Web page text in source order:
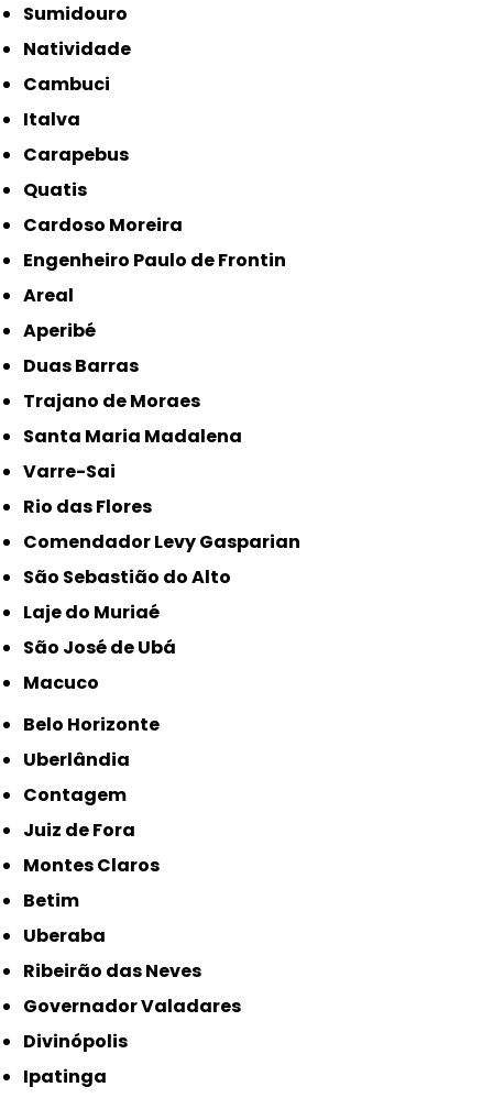
Sumidouro
Natividade
Cambuci
Italva
Carapebus
Quatis
Cardoso Moreira
Engenheiro Paulo de Frontin
Areal
Aperibé
Duas Barras
Trajano de Moraes
Santa Maria Madalena
Varre-Sai
Rio das Flores
Comendador Levy Gasparian
São Sebastião do Alto
Laje do Muriaé
São José de Ubá
Macuco
Belo Horizonte
Uberlândia
Contagem
Juiz de Fora
Montes Claros
Betim
Uberaba
Ribeirão das Neves
Governador Valadares
Divinópolis
Ipatinga